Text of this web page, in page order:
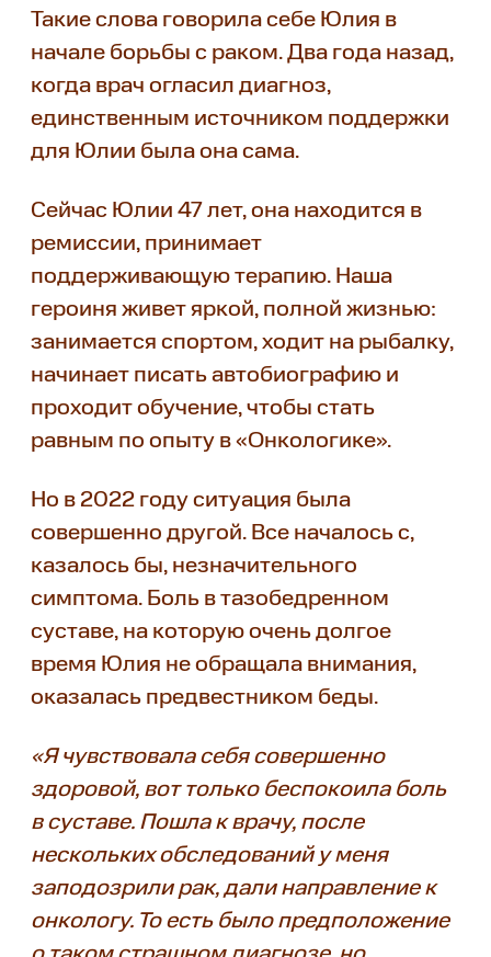
Такие слова говорила себе Юлия в
начале борьбы с раком. Два года назад,
когда врач огласил диагноз,
единственным источником поддержки
для Юлии была она сама.
Сейчас Юлии 47 лет, она находится в
ремиссии, принимает
поддерживающую терапию. Наша
героиня живет яркой, полной жизнью:
занимается спортом, ходит на рыбалку,
начинает писать автобиографию и
проходит обучение, чтобы стать
равным по опыту в «Онкологике».
Но в 2022 году ситуация была
совершенно другой. Все началось с,
казалось бы, незначительного
симптома. Боль в тазобедренном
суставе, на которую очень долгое
время Юлия не обращала внимания,
оказалась предвестником беды.
«Я чувствовала себя совершенно
здоровой, вот только беспокоила боль
в суставе. Пошла к врачу, после
нескольких обследований у меня
заподозрили рак, дали направление к
онкологу. То есть было предположение